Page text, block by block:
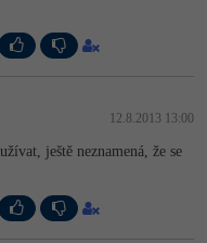
12.8.2013 13:00
ještě neznamená, že se